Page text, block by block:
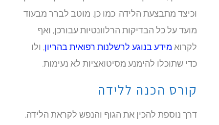
וכיצד מתבצעת הלידה. כמו כן, מוטב לברר מבעוד
מועד על כל הבדיקות הרלוונטיות עבורכן, ואף
לקרואמידע בנוגע לרשלנות רפואית בהריון, ולו
כדי שתוכלו להימנע מסיטואציות לא נעימות.
קורס הכנה ללידה
דרך נוספת להכין את הגוף והנפש לקראת הלידה,